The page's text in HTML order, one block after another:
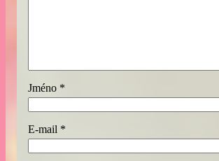
Jméno *
E-mail *